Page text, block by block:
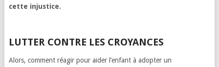
cette injustice.
LUTTER CONTRE LES CROYANCES
Alors, comment réagir pour aider l’enfant à adopter un